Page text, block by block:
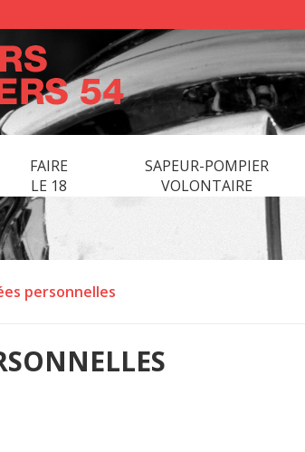
FAIRE
LE 18
SAPEUR-POMPIER
VOLONTAIRE
personnelles